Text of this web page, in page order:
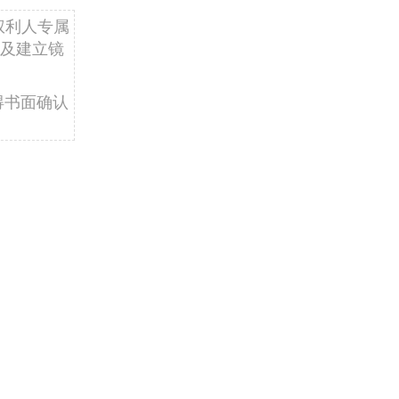
人专属
建立镜
书面确认